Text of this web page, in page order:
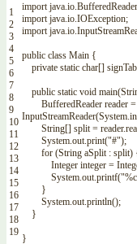
1
2
3
4
5
6
7
8
9
10
11
12
13
14
15
16
17
18
19
importjava.io.BufferedReader
importjava.io.IOException;
importjava.io.
public class Main {
private static char[]
public static void main(
BufferedReader reader =
InputStreamReader(System.in
String[] split = reader.
System.out.print("#");
for (String aSplit : split)
Integer integer =
System.out.printf(
}
System.out.println();
}
}